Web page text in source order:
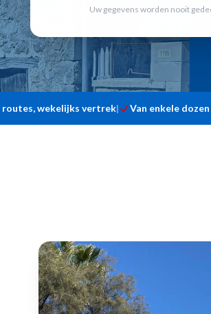
Uw gegevens worden nooit
routes, wekelijks vertrek| Van enkele